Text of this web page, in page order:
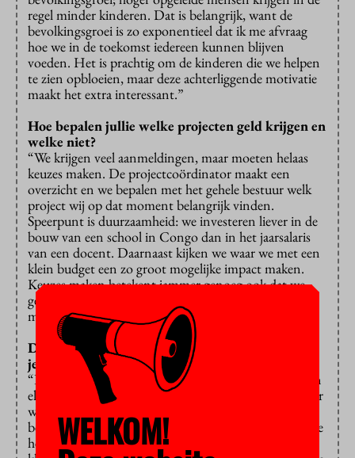
regel minder kinderen. Dat is belangrijk, want de
bevolkingsgroei is zo exponentieel dat ik me afvraag
hoe we in de toekomst iedereen kunnen blijven
voeden. Het is prachtig om de kinderen die we helpen
te zien opbloeien, maar deze achterliggende motivatie
maakt het extra interessant.”
Hoe bepalen jullie welke projecten geld krijgen en
welke niet?
“We krijgen veel aanmeldingen, maar moeten helaas
keuzes maken. De projectcoördinator maakt een
overzicht en we bepalen met het gehele bestuur welk
project wij op dat moment belangrijk vinden.
Speerpunt is duurzaamheid: we investeren liever in de
bouw van een school in Congo dan in het jaarsalaris
van een docent. Daarnaast kijken we waar we met een
klein budget een zo groot mogelijke impact maken.
Keuzes maken betekent jammer genoeg ook dat we
geregeld aanvragen moeten afwijzen. Frustrerend,
maar we kunnen simpelweg niet iedereen helpen.”
Dit klinkt niet als het soort vrijwilligerswerk dat
je makkelijk loslaat. Hoe ga je daarmee om?
“Dit werk gaat eigenlijk constant door. We vergaderen
elke week en daarnaast ben ik zo’n vier tot tien uur per
week bezig met allerlei werkzaamheden. Maar de
beloning is groot. We staan zo dicht bij de kinderen, ze
hebben letterlijk een gezicht voor ons. Vooral bij
WELKOM!